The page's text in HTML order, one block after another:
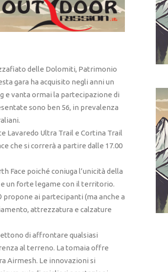
delle Dolomiti, Patrimonio
gara ha acquisito negli anni un
e vanta ormai la partecipazione di
sono ben 56, in prevalenza
Lavaredo Ultra Trail e Cortina Trail
che si correrà a partire dalle 17.00
Face poiché coniuga l’unicità della
un forte legame con il territorio.
ai partecipanti (ma anche a
attrezzatura e calzature
di affrontare qualsiasi
al terreno. La tomaia offre
Airmesh. Le innovazioni si